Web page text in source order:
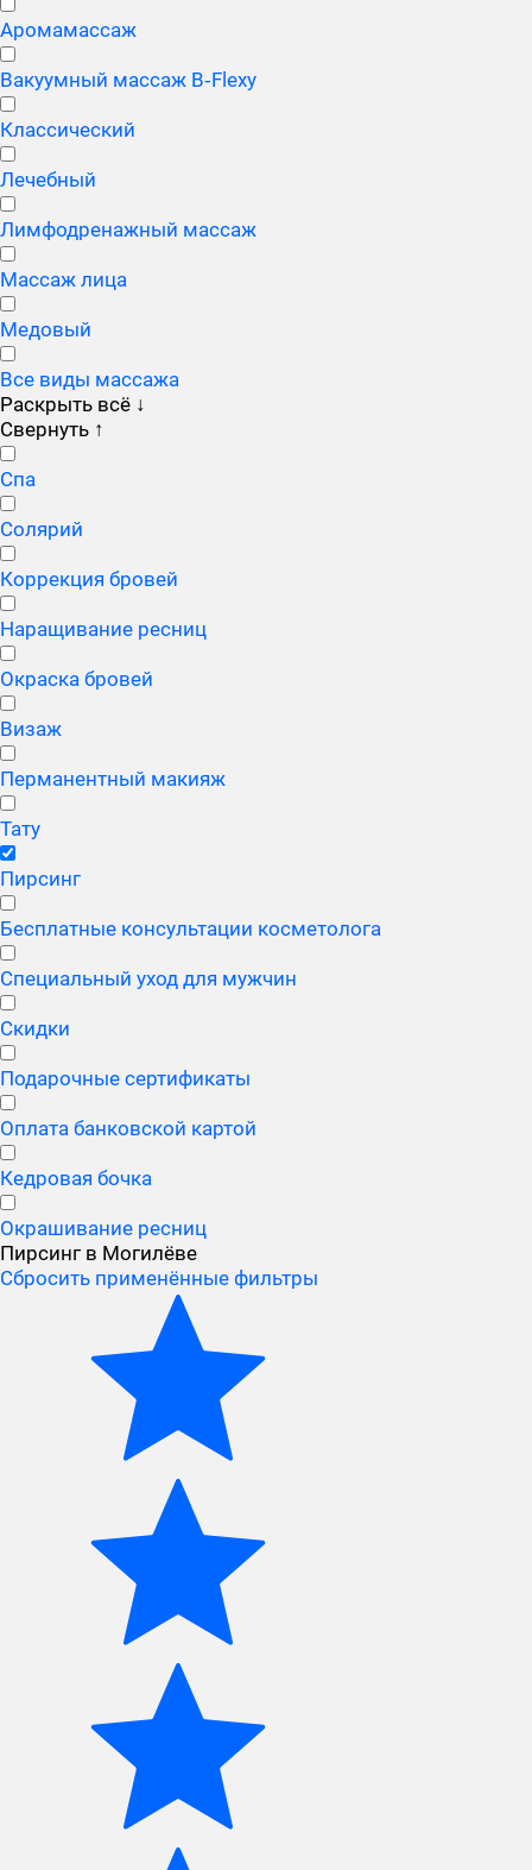
Аромамассаж
Вакуумный массаж B‑Flexy
Классический
Лечебный
Лимфодренажный массаж
Массаж лица
Медовый
Все виды массажа
Раскрыть всё ↓
Свернуть ↑
Спа
Солярий
Коррекция бровей
Наращивание ресниц
Окраска бровей
Визаж
Перманентный макияж
Тату
Пирсинг
Бесплатные консультации косметолога
Специальный уход для мужчин
Скидки
Подарочные сертификаты
Оплата банковской картой
Кедровая бочка
Окрашивание ресниц
Пирсинг в Могилёве
Сбросить применённые фильтры